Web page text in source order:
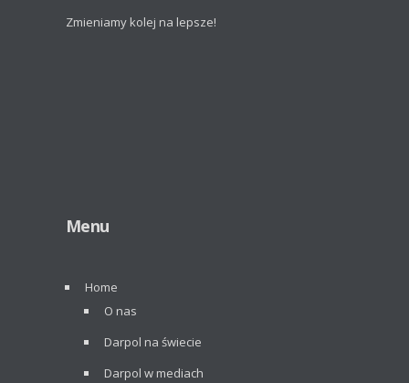
Zmieniamy kolej na lepsze!
Menu
Home
O nas
Darpol na świecie
Darpol w mediach